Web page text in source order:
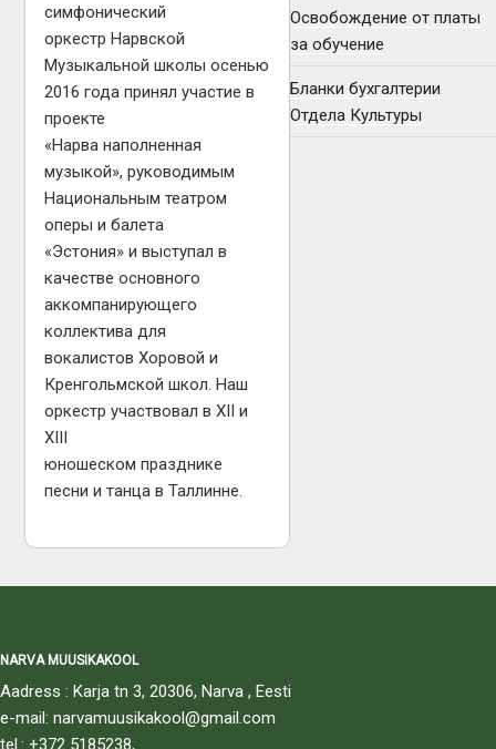
симфонический
оркестр Нарвской
Музыкальной школы осенью
2016 года принял участие в
проекте
«Нарва наполненная
музыкой», руководимым
Национальным театром
оперы и балета
«Эстония» и выступал в
качестве основного
аккомпанирующего
коллектива для
вокалистов Хоровой и
Кренгольмской школ. Наш
оркестр участвовал в XII и
XIII
юношеском празднике
песни и танца в Таллинне.
Освобождение от платы
за обучение
Бланки бухгалтерии
Отдела Культуры
NARVA MUUSIKAKOOL
Aadress : Karja tn 3, 20306, Narva , Eesti
e-mail: narvamuusikakool@gmail.com
tel.: +372 5185238,